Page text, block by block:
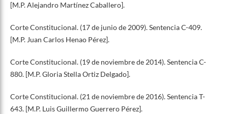
[M.P. Alejandro Martínez Caballero].
Corte Constitucional. (17 de junio de 2009). Sentencia C-409.
[M.P. Juan Carlos Henao Pérez].
Corte Constitucional. (19 de noviembre de 2014). Sentencia C-
880. [M.P. Gloria Stella Ortiz Delgado].
Corte Constitucional. (21 de noviembre de 2016). Sentencia T-
643. [M.P. Luis Guillermo Guerrero Pérez].